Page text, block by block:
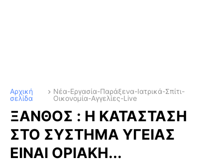
Αρχική
σελίδα
Νέα-Εργασία-Παράξενα-Ιατρικά-Σπίτι-
Οικονομία-Αγγελίες-Live
ΞΑΝΘΟΣ : Η ΚΑΤΑΣΤΑΣΗ
ΣΤΟ ΣΥΣΤΗΜΑ ΥΓΕΙΑΣ
ΕΙΝΑΙ ΟΡΙΑΚΗ...